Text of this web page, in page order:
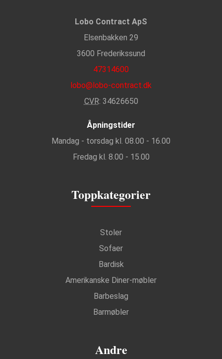
Lobo Contract ApS
Elsenbakken 29
3600 Frederikssund
47314600
lobo@lobo-contract.dk
CVR: 34626650
Åpningstider
Mandag - torsdag kl. 08.00 - 16.00
Fredag kl. 8.00 - 15.00
Toppkategorier
Stoler
Sofaer
Bardisk
Amerikanske Diner-møbler
Barbeslag
Barmøbler
Andre